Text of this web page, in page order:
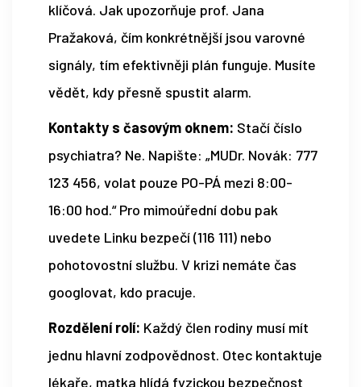
klíčová. Jak upozorňuje prof. Jana
Pražaková, čím konkrétnější jsou varovné
signály, tím efektivněji plán funguje. Musíte
vědět, kdy přesně spustit alarm.
Kontakty s časovým oknem: Stačí číslo
psychiatra? Ne. Napište: „MUDr. Novák: 777
123 456, volat pouze PO-PÁ mezi 8:00-
16:00 hod.“ Pro mimoúřední dobu pak
uvedete Linku bezpečí (116 111) nebo
pohotovostní službu. V krizi nemáte čas
googlovat, kdo pracuje.
Rozdělení rolí: Každý člen rodiny musí mít
jednu hlavní zodpovědnost. Otec kontaktuje
lékaře, matka hlídá fyzickou bezpečnost